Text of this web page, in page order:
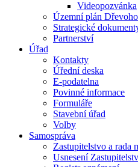
Videopozvánka
Územní plán
Strategické
Partnerství
Úřad
Kontakty
Úřední deska
E-podatelna
Povinné informace
Formuláře
Stavební úřad
Volby
Samospráva
Zastupitelstvo a rada
Usnesení